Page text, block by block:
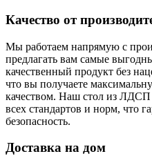
Качество от
Мы работаем напрямую с
предлагать вам самые
качественный продукт без
что вы получаете
качеством. Наш стол из ЛДСП
всех стандартов и норм, что
безопасность.
Доставка на дом